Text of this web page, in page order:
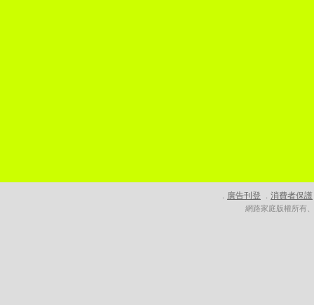
廣告刊登 消費者保護
網路家庭版權所有